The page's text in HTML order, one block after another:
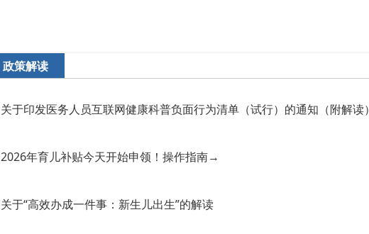
政策解读
关于印发医务人员互联网健康科普负面行为清单（试行）的通知（附解读）
2026年育儿补贴今天开始申领！操作指南→
关于“高效办成一件事：新生儿出生”的解读